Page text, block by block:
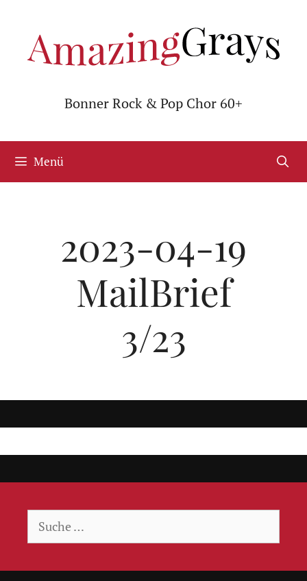
springen
Bonner Rock & Pop Chor 60+
Menü
2023-04-19
MailBrief
3/23
Suche